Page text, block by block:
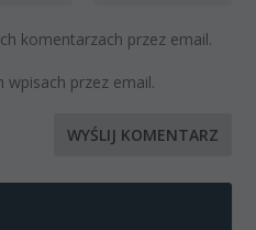
komentarzach przez email.
przez email.